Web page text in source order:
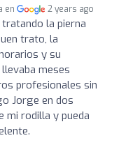
en 2 years ago
la pierna
trato, la
y su
meses
profesionales sin
Jorge en dos
mi rodilla y pueda